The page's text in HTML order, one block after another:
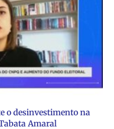
o desinvestimento na
Amaral